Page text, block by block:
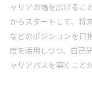
ャリアの幅を広げるこ
からスタートして、将
などのポジションを目
度を活用しつつ、自己
ャリアパスを築くこと